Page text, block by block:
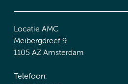
Locatie AMC
Meibergdreef 9
1105 AZ Amsterdam
Telefoon: